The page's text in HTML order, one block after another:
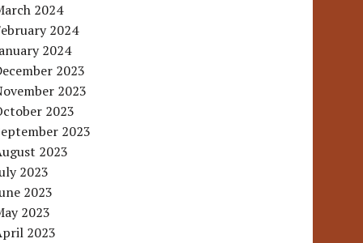
2024
2024
2024
2023
2023
2023
2023
2023
2023
2023
2023
2023